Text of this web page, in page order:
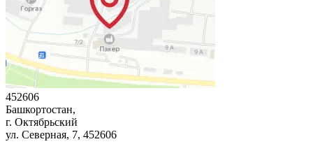
452606
Башкортостан,
г. Октябрьский
ул. Северная, 7, 452606